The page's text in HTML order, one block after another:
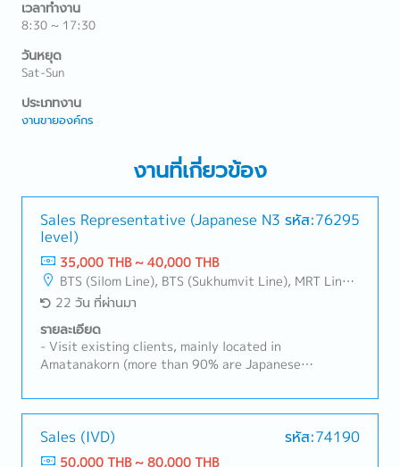
เวลาทำงาน
8:30 ~ 17:30
วันหยุด
Sat-Sun
ประเภทงาน
งานขายองค์กร
งานที่เกี่ยวข้อง
Sales Representative (Japanese N3
level)
รหัส:76295
35,000 THB ~ 40,000 THB
BTS (Silom Line), BTS (Sukhumvit Line), MRT Line, Rama III, Ratchadapisek - Phetchaburi, Changwattana - Ngam Wong Wan, Lat Phrao, Din Daeng/Vibhavadi/Don Muang, Rama II, Phra Pradaeng - Suksawat, King Kaew- Suvarnabhumi , Latkrabang, Srinakarin - Pattanakarn - Pravet, Bangna, All Airport Link Lines, Ramkhamhaeng/Bangkapi/Bueng Kum, Talingchan-Pinklao, Phutthamonthon - Nakhon Pathom, Samutprakarn, Pathumthani
22 วัน ที่ผ่านมา
รายละเอียด
- Visit existing clients, mainly located in
Amatanakorn (more than 90% are Japanese
Quotation, Handling Complaints, etc.)- New
Customer Acquisition- Prepare documents, PO, and
etc. in the office- Provide training about the
products in the office - Support Sales Manager (Thai
Sales (IVD) รหัส:74190
50,000 THB ~ 80,000 THB